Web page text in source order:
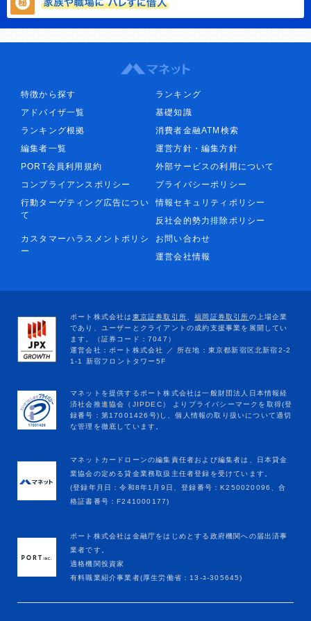
特徴から探す
ランキング
アドバイザ一覧
基礎知識
ランキング根拠
消費者金融ATM検索
編集者一覧
運営方針・編集方針
PORT会員利用規約
外部サービスの利用について
コンプライアンスポリシー
プライバシーポリシー
行動ターゲティング広告につい
て
情報セキュリティポリシー
反社会的勢力排除ポリシー
カスタマーハラスメントポリシ
ー
お問い合わせ
運営会社情報
マネットカードローンの編集責任者および編集者は、日本貸金
業協会の定める貸金業務取扱主任者登録を受けています。
(登録年月日：令和8年1月9日、登録番号：K250020096、合
格証書番号：F241000177)
ポート株式会社は金融庁をはじめとする政府機関への届出済事
業者です。
適格機関投資家
有料職業紹介事業者(厚生労働省：13-ﾕ-305645)